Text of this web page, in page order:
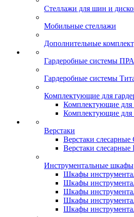
Стеллажи для шин и
Мобильные стеллажи
Дополнительные
Гардеробные системы
Гардеробные системы
Комплектующие для
Комплектующие
Комплектующие для
Верстаки
Верстаки слесарные
Верстаки слесарные
Инструментальные шкафы
Шкафы
Шкафы
Шкафы
Шкафы
Шкафы